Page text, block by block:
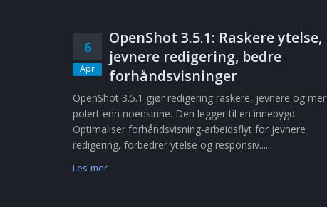
6
Apr
OpenShot 3.5.1: Raskere ytelse,
jevnere redigering, bedre
forhåndsvisninger
OpenShot 3.5.1 gjør redigering raskere, jevnere og mer
polert enn noensinne. Den legger til en innebygd
Optimaliser forhåndsvisning-arbeidsflyt for jevnere
redigering, forbedrer ytelse og responsiv......
Les mer